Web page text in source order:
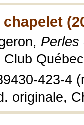
chapelet
Perles
Club
423-4
originale,